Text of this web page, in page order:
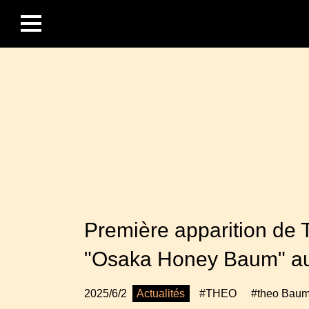
Première apparition de
"Osaka Honey Baum"
2025/6/2 Actualités #THEO #theo